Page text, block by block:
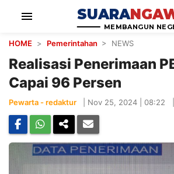
menu SUARA
MEMBANGUN
HOME > Pemerintahan > NEWS
Realisasi Penerimaan
Capai 96 Persen
Pewarta - redaktur Nov 25, 2024 | 08:22